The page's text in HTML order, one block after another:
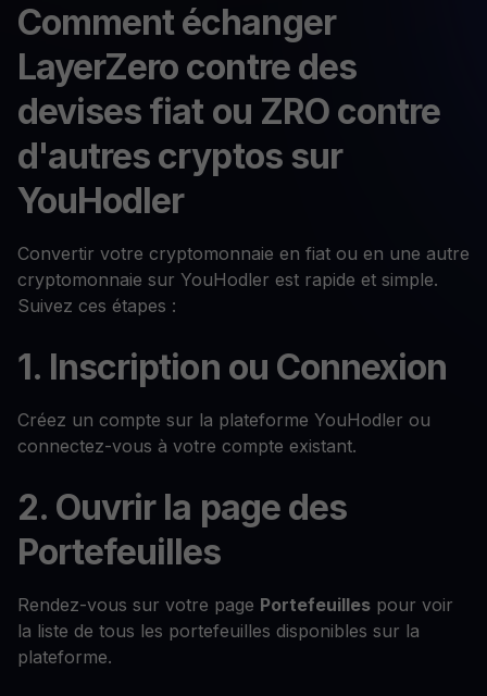
Comment échanger
LayerZero contre des
devises fiat ou ZRO contre
d'autres cryptos sur
YouHodler
Convertir votre cryptomonnaie en fiat ou en une autre
cryptomonnaie sur YouHodler est rapide et simple.
Suivez ces étapes :
1. Inscription ou Connexion
Créez un compte sur la plateforme YouHodler ou
connectez-vous à votre compte existant.
2. Ouvrir la page des
Portefeuilles
Rendez-vous sur votre page Portefeuilles pour voir
la liste de tous les portefeuilles disponibles sur la
plateforme.